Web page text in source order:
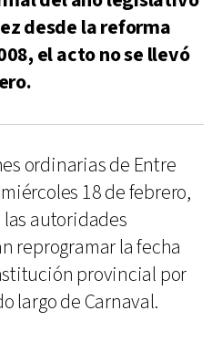
desde la reforma
el acto no se llevó
ordinarias de Entre
18 de febrero,
las autoridades
reprogramar la fecha
provincial por
largo de Carnaval.